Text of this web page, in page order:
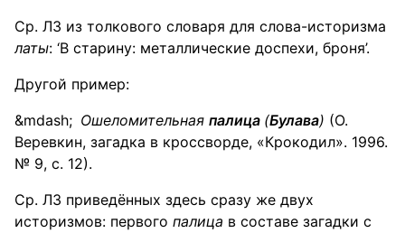
Ср. ЛЗ из толкового словаря для слова-историзма
латы: ‘В старину: металлические доспехи, броня’.
Другой пример:
Ошеломительная палица (Булава) (О.
Веревкин, загадка в кроссворде, «Крокодил». 1996.
№ 9, с. 12).
Ср. ЛЗ приведённых здесь сразу же двух
историзмов: первого палица в составе загадки с